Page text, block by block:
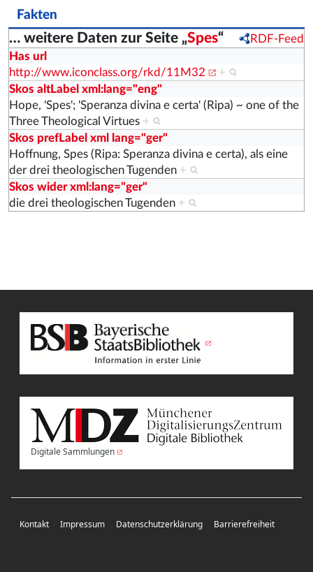
Fakten
… weitere Daten zur Seite „Spes“
RDF-Feed
Has url
http://www.iconclass.org/rkd/11M32
+
Skos altLabel xml:lang="eng"
Hope, 'Spes'; 'Speranza divina e certa' (Ripa) ~ one of the
Three Theological Virtues +
Skos prefLabel xml lang="ger"
Hoffnung, Spes (Ripa: Speranza divina e certa), als eine
der drei theologischen Tugenden +
Skos wider xml:lang="ger"
die drei theologischen Tugenden +
Digitale Sammlungen
Kontakt Impressum Datenschutzerklärung Barrierefreiheit